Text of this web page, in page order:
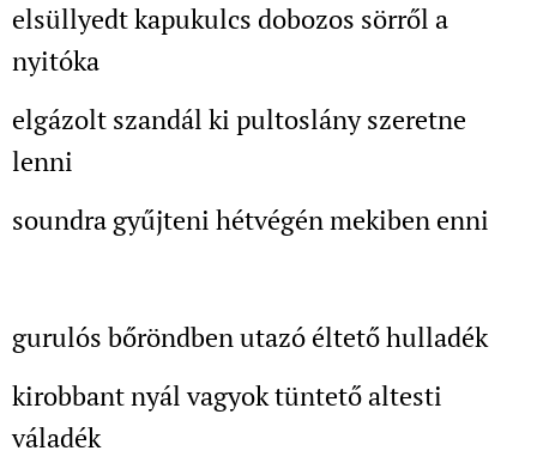
elsüllyedt kapukulcs dobozos sörről a
nyitóka
elgázolt szandál ki pultoslány szeretne
lenni
soundra gyűjteni hétvégén mekiben enni
gurulós bőröndben utazó éltető hulladék
kirobbant nyál vagyok tüntető altesti
váladék